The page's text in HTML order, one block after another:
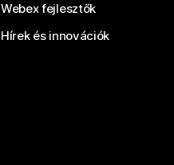
Webex fejlesztők
Hírek és innovációk